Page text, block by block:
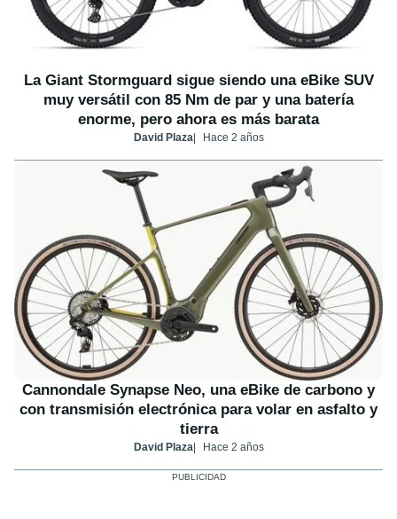
La Giant Stormguard sigue siendo una eBike SUV
muy versátil con 85 Nm de par y una batería
enorme, pero ahora es más barata
David Plaza Hace 2 años
Cannondale Synapse Neo, una eBike de carbono y
con transmisión electrónica para volar en asfalto y
tierra
David Plaza Hace 2 años